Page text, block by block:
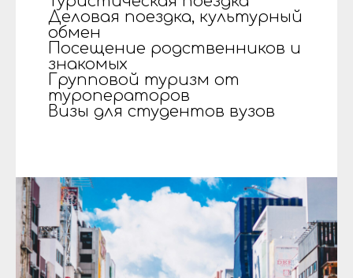
Деловая поездка, культурный
обмен
Посещение родственников и
знакомых
Групповой туризм от
туроператоров
Визы для студентов вузов